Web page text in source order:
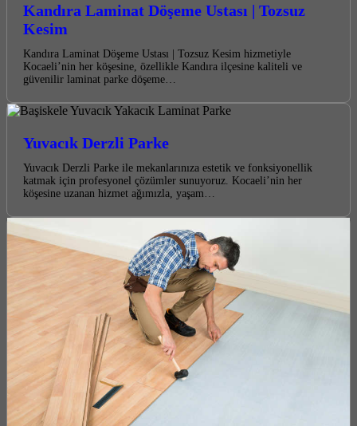
Kandıra Laminat Döşeme Ustası | Tozsuz
Kesim
Kandıra Laminat Döşeme Ustası | Tozsuz Kesim hizmetiyle
Kocaeli’nin her köşesine, özellikle Kandıra ilçesine kaliteli ve
güvenilir laminat parke döşeme…
Yuvacık Derzli Parke
Yuvacık Derzli Parke ile mekanlarınıza estetik ve fonksiyonellik
katmak için profesyonel çözümler sunuyoruz. Kocaeli’nin her
köşesine uzanan hizmet ağımızla, yaşam…